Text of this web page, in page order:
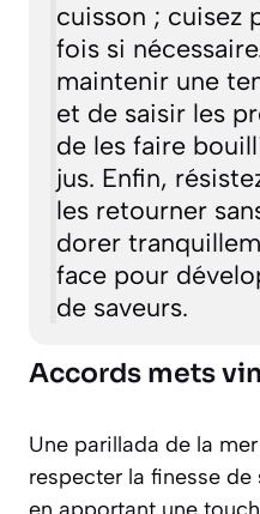
cuisson ; cuisez
fois si
maintenir une
et de saisir les
de les faire
jus. Enfin,
les retourner
dorer
face pour
de saveurs.
Accords mets
Une parillada de la
respecter la finesse